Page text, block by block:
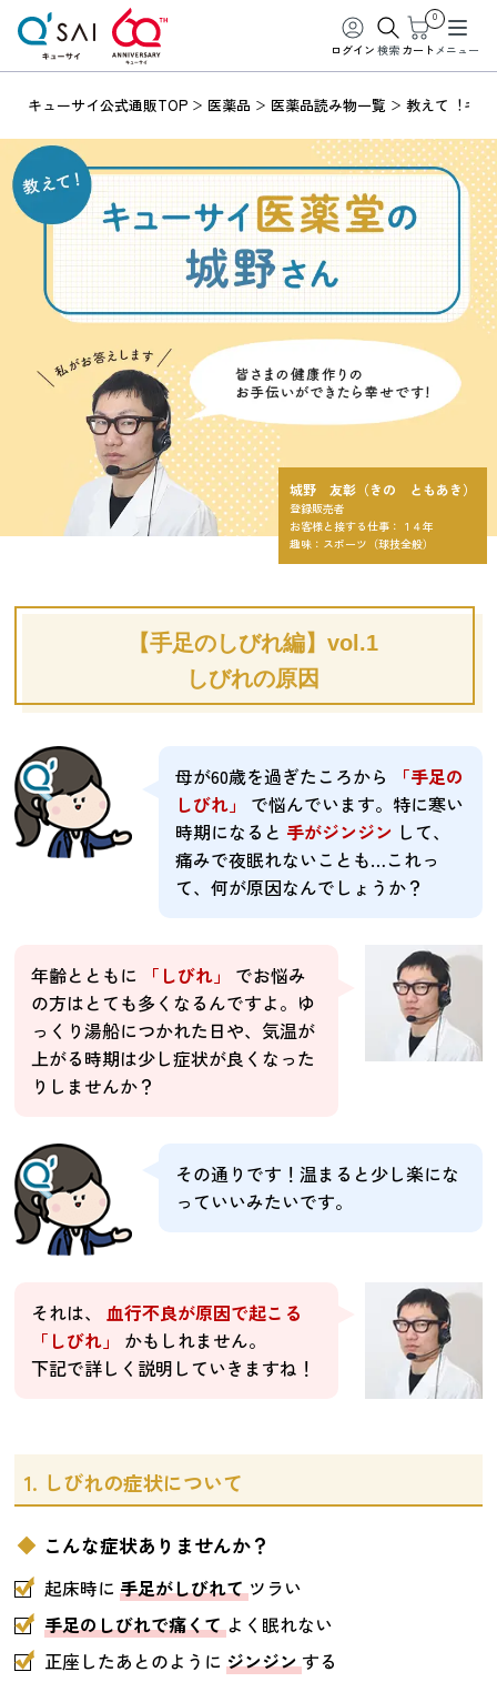
ログイン 検索
0
カートメニュー
キューサイ公式通販TOP 医薬品 医薬品読み物一覧 教えて︕キ
城野 友彰（きの ともあき）
登録販売者
お客様と接する仕事：１４年
趣味：スポーツ（球技全般）
【手足のしびれ編】vol.1
しびれの原因
母が60歳を過ぎたころから
「手足の
しびれ」 で悩んでいます。特に寒い
時期になると 手がジンジン して、
痛みで夜眠れないことも…これっ
て、何が原因なんでしょうか？
年齢とともに 「しびれ」 でお悩み
の方はとても多くなるんですよ。ゆ
っくり湯船につかれた日や、気温が
上がる時期は少し症状が良くなった
りしませんか？
その通りです！温まると少し楽にな
っていいみたいです。
それは、 血行不良が原因で起こる
「しびれ」 かもしれません。
下記で詳しく説明していきますね！
1. しびれの症状について
こんな症状ありませんか？
起床時に手足がしびれてツラい
手足のしびれで痛くてよく眠れない
正座したあとのようにジンジンする